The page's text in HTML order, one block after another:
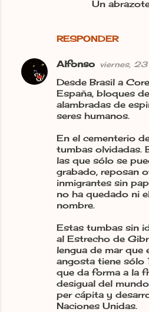
RESPONDER
Un
Alfonso viernes,
Desde Brasil a
España, bloques
alambradas de
seres humanos.
En el cementerio
tumbas olvidadas.
las que sólo se
grabado, reposan
inmigrantes sin
no ha quedado ni
nombre.
Estas tumbas sin
al Estrecho de
lengua de mar que
angosta tiene sólo
que da forma a la
desigual del
per cápita y
Naciones Unidas.